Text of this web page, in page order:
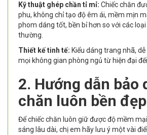
Kỹ thuật ghép chần tỉ mỉ: Chiếc chăn
phu, không chỉ tạo độ êm ái, mềm mịn
phom dáng tốt, bền bỉ hơn so với các
thường.
Thiết kế tinh tế: Kiểu dáng trang nhã,
mọi không gian phòng ngủ từ hiện đại
2. Hướng dẫn bảo
chăn luôn bền đẹp
Để chiếc chăn luôn giữ được độ mềm
sáng lâu dài, chị em hãy lưu ý một vài